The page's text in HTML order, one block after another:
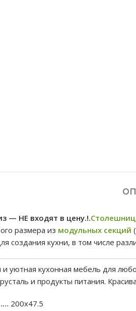
— НЕ входят в цену.!.
размера из модульных секций
создания кухни, в том числе
уютная кухонная мебель для
и продукты питания.
200х47.5